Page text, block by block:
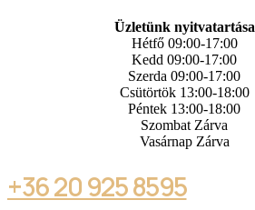
Üzletünk nyitvatartása
Hétfő 09:00-17:00
Kedd 09:00-17:00
Szerda 09:00-17:00
Csütörtök 13:00-18:00
Péntek 13:00-18:00
Szombat Zárva
Vasárnap Zárva
+36 20 925 8595